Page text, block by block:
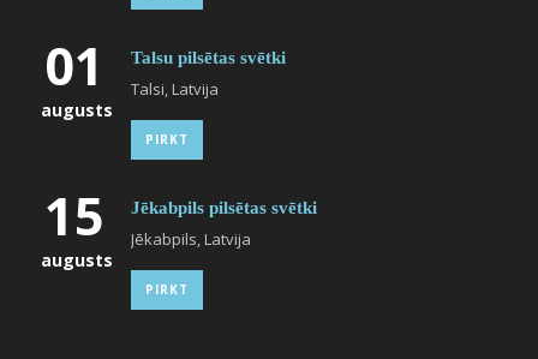
01
augusts
Talsu pilsētas svētki
Talsi, Latvija
PIRKT
15
augusts
Jēkabpils pilsētas svētki
Jēkabpils, Latvija
PIRKT